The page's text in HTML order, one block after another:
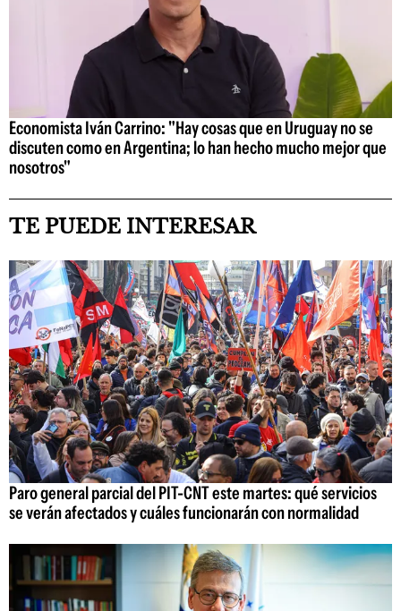
Economista Iván Carrino: "Hay cosas que en Uruguay no se
discuten como en Argentina; lo han hecho mucho mejor que
nosotros"
TE PUEDE INTERESAR
Paro general parcial del PIT-CNT este martes: qué servicios
se verán afectados y cuáles funcionarán con normalidad